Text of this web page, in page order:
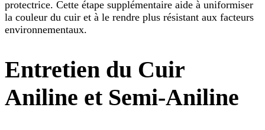
protectrice. Cette étape supplémentaire aide à uniformiser
la couleur du cuir et à le rendre plus résistant aux facteurs
environnementaux.
Entretien du Cuir
Aniline et Semi-Aniline